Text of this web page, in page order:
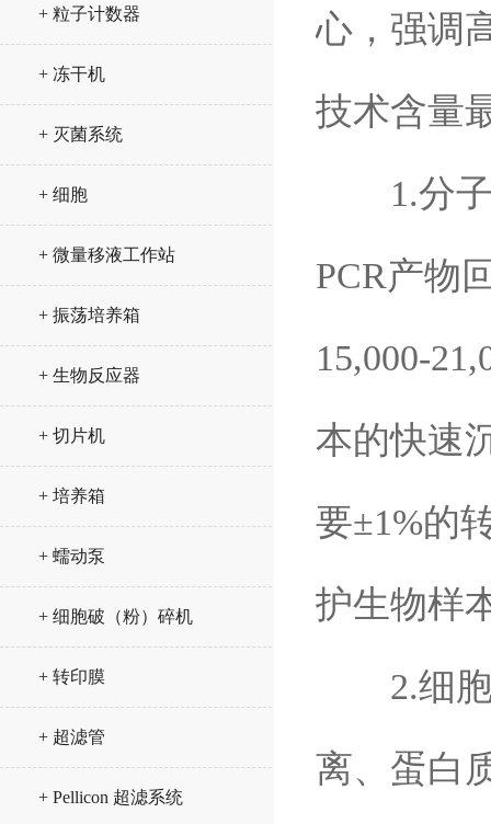
+ 粒子计数器
+ 冻干机
+ 灭菌系统
+ 细胞
+ 微量移液工作站
+ 振荡培养箱
+ 生物反应器
+ 切片机
+ 培养箱
+ 蠕动泵
+ 细胞破（粉）碎机
+ 转印膜
+ 超滤管
+ Pellicon 超滤系统
心，强调
技术含量
1.分子
PCR产物
15,000-
本的快速
要±1%的
护生物样
2.细胞
离、蛋白